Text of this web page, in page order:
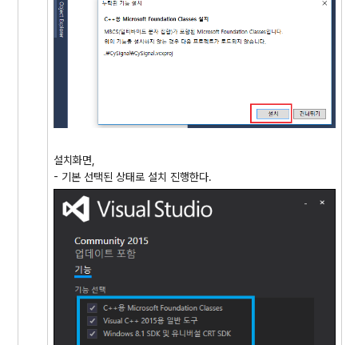
설치화면,
- 기본 선택된 상태로 설치 진행한다.